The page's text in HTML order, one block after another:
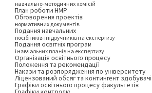
навчально-методичних комісій
План роботи НМР
Обговорення проектів
нормативних документів
Подання навчальних
посібників і підручників на експертизу
Подання освітніх програм
і навчальних планів на експертизу
Організація освітнього процесу
Положення та рекомендації
Накази та розпорядження по університету
Ліцензований обсяг та контингент
Графіки освітнього процесу факультетів